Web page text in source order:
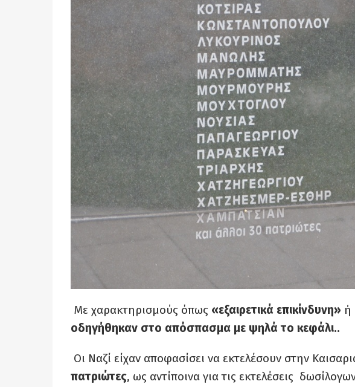
Με χαρακτηρισμούς όπως «εξαιρετικά επικίνδυνη» ή
οδηγήθηκαν στο απόσπασμα με ψηλά το κεφάλι..
Οι Ναζί είχαν αποφασίσει να εκτελέσουν στην
πατριώτες, ως αντίποινα για τις εκτελέσεις